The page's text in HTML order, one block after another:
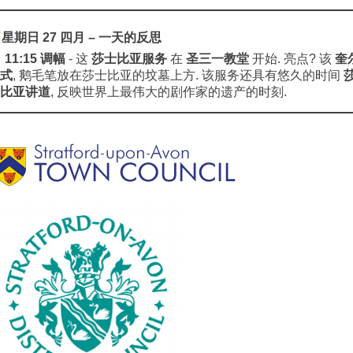
星期日 27 四月 – 一天的反思
11:15 调幅 - 这莎士比亚服务 在圣三一教堂 开始. 亮点? 该奎
, 鹅毛笔放在莎士比亚的坟墓上方. 该服务还具有悠久的时间
亚讲道, 反映世界上最伟大的剧作家的遗产的时刻.